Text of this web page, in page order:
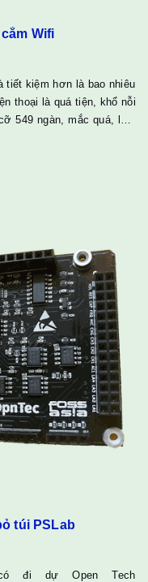
Wifi
kiệm hơn là bao nhiêu
thoại là quá tiện, khổ nỗi
549 ngàn, mắc quá, loại
mua về thì lắp vào
lòng thòng thêm cái thiết
mắc như vậy cho cái
túi PSLab
đi dự Open Tech